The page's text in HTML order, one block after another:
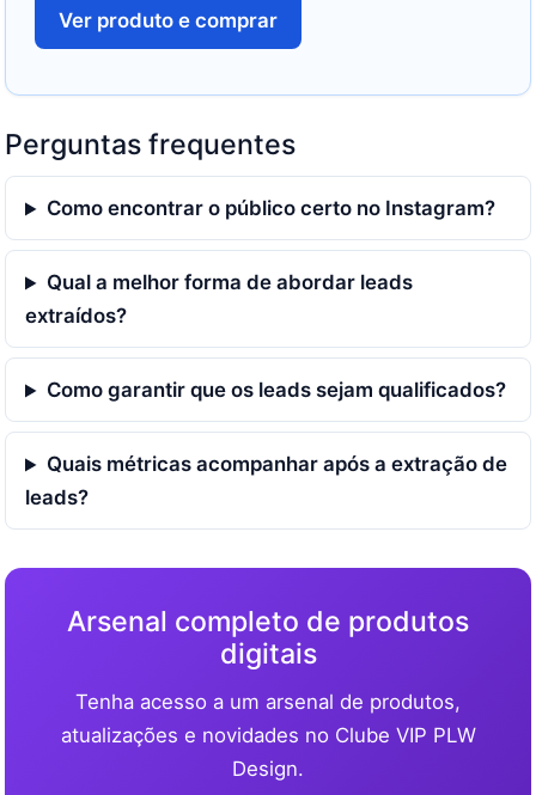
Ver produto e comprar
Perguntas frequentes
Como encontrar o público certo no Instagram?
Qual a melhor forma de abordar leads
extraídos?
Como garantir que os leads sejam qualificados?
Quais métricas acompanhar após a extração de
leads?
Arsenal completo de produtos
digitais
Tenha acesso a um arsenal de produtos,
atualizações e novidades no Clube VIP PLW
Design.